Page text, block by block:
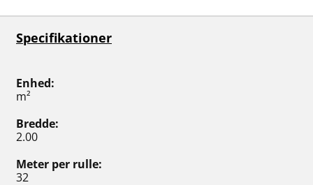
Specifikationer
Enhed
m²
Bredde
2.00
Meter per rulle
32